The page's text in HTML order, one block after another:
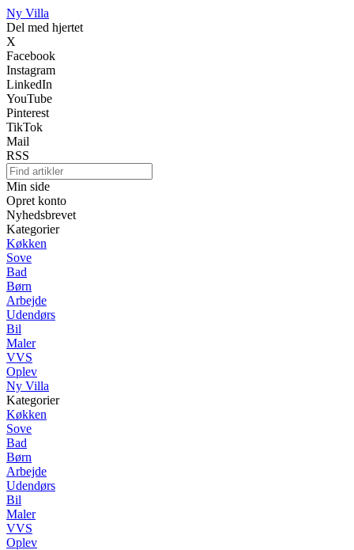
Ny Villa
Del med hjertet
X
Facebook
Instagram
LinkedIn
YouTube
Pinterest
TikTok
Mail
RSS
Min side
Opret konto
Nyhedsbrevet
Kategorier
Køkken
Sove
Bad
Børn
Arbejde
Udendørs
Bil
Maler
VVS
Oplev
Ny Villa
Kategorier
Køkken
Sove
Bad
Børn
Arbejde
Udendørs
Bil
Maler
VVS
Oplev